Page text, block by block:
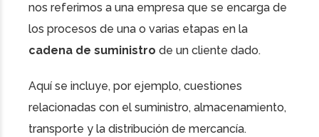
nos referimos a una empresa que se encarga de
los procesos de una o varias etapas en la
cadena de suministro de un cliente dado.
Aquí se incluye, por ejemplo, cuestiones
relacionadas con el suministro, almacenamiento,
transporte y la distribución de mercancía.